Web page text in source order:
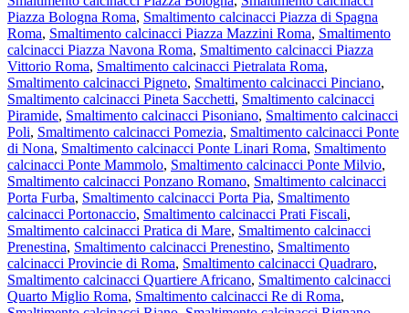
Piazza Bologna Roma, Smaltimento calcinacci Piazza di Spagna
Roma, Smaltimento calcinacci Piazza Mazzini Roma, Smaltimento
calcinacci Piazza Navona Roma, Smaltimento calcinacci Piazza
Vittorio Roma, Smaltimento calcinacci Pietralata Roma,
Smaltimento calcinacci Pigneto, Smaltimento calcinacci Pinciano,
Smaltimento calcinacci Pineta Sacchetti, Smaltimento calcinacci
Piramide, Smaltimento calcinacci Pisoniano, Smaltimento calcinacci
Poli, Smaltimento calcinacci Pomezia, Smaltimento calcinacci Ponte
di Nona, Smaltimento calcinacci Ponte Linari Roma, Smaltimento
calcinacci Ponte Mammolo, Smaltimento calcinacci Ponte Milvio,
Smaltimento calcinacci Ponzano Romano, Smaltimento calcinacci
Porta Furba, Smaltimento calcinacci Porta Pia, Smaltimento
calcinacci Portonaccio, Smaltimento calcinacci Prati Fiscali,
Smaltimento calcinacci Pratica di Mare, Smaltimento calcinacci
Prenestina, Smaltimento calcinacci Prenestino, Smaltimento
calcinacci Provincie di Roma, Smaltimento calcinacci Quadraro,
Smaltimento calcinacci Quartiere Africano, Smaltimento calcinacci
Quarto Miglio Roma, Smaltimento calcinacci Re di Roma,